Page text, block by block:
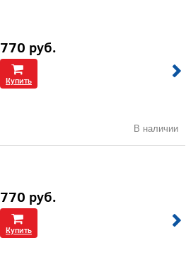
770 руб.
Купить
В наличии
770 руб.
Купить